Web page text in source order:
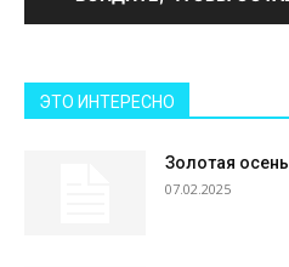
ЭТО ИНТЕРЕСНО
Золотая осень
07.02.2025